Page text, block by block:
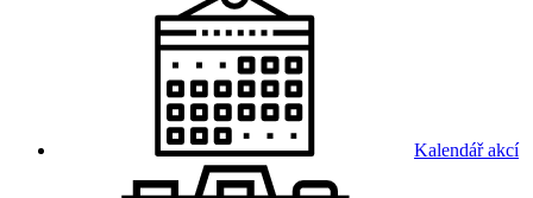
Kalendář akcí